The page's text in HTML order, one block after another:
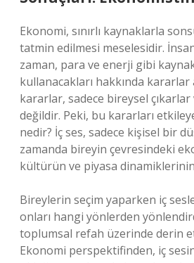
Ekonomi, sınırlı kaynaklarla
tatmin edilmesi meselesidir.
zaman, para ve enerji gibi
kullanacakları hakkında kararlar
kararlar, sadece bireysel çıkarlar
değildir. Peki, bu kararları
nedir? İç ses, sadece kişisel bir
zamanda bireyin çevresindeki
kültürün ve piyasa dinamiklerinin
Bireylerin seçim yaparken iç
onları hangi yönlerden
toplumsal refah üzerinde derin
Ekonomi perspektifinden, iç